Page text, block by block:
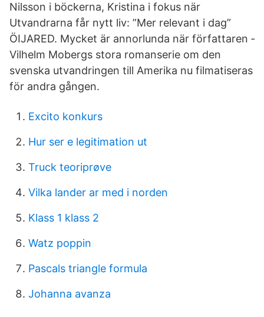
Nilsson i böckerna, Kristina i fokus när
Utvandrarna får nytt liv: ”Mer relevant i dag”
ÖIJARED. Mycket är annorlunda när författaren ­
Vilhelm Mobergs stora romanserie om den
svenska ­utvandringen till Amerika nu filmatiseras
för andra gången.
Excito konkurs
Hur ser e legitimation ut
Truck teoriprøve
Vilka lander ar med i norden
Klass 1 klass 2
Watz poppin
Pascals triangle formula
Johanna avanza